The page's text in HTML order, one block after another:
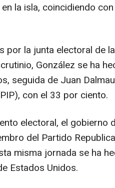
la isla, coincidiendo
por la junta electoral de
González se ha
seguida de Juan
con el 33 por ciento.
electoral, el gobierno
del Partido
misma jornada se ha
Estados Unidos.